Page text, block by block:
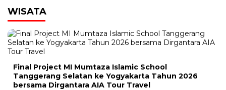
WISATA
Final Project MI Mumtaza Islamic School
Tanggerang Selatan ke Yogyakarta Tahun 2026
bersama Dirgantara AIA Tour Travel